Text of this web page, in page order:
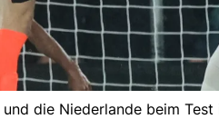
und die Niederlande beim